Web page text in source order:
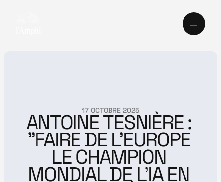
17 OCTOBRE 2025
ANTOINE TESNIÈRE :
"FAIRE DE L’EUROPE
LE CHAMPION
MONDIAL DE L’IA EN